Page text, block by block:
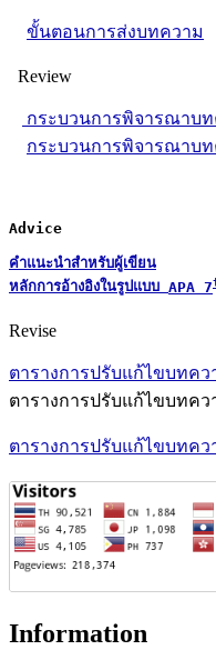
ขั้นตอนการส่งบทความ
Review
กระบวนการพิจารณาบ
กระบวนการพิจารณาบ
Advice
คำแนะนำสำหรับผู้เขียน
หลักการอ้างอิงในรูปแบบ APA 7
Revise
ตารางการปรับแก้ไขบทคว
ตารางการปรับแก้ไขบทคว
ตารางการปรับแก้ไขบทค
Information